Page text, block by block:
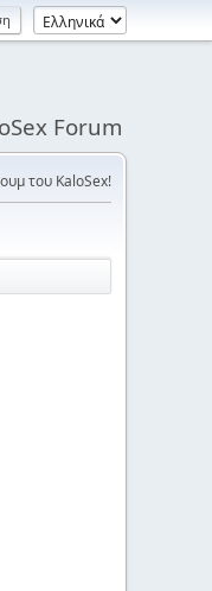
Forum
του KaloSex!